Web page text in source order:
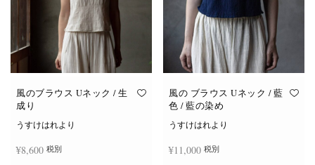
風のブラウス Uネック / 生
成り
うすけはれより
¥8,600 税別
風の ブラウス Uネック / 藍
色 / 藍の染め
うすけはれより
¥11,000 税別